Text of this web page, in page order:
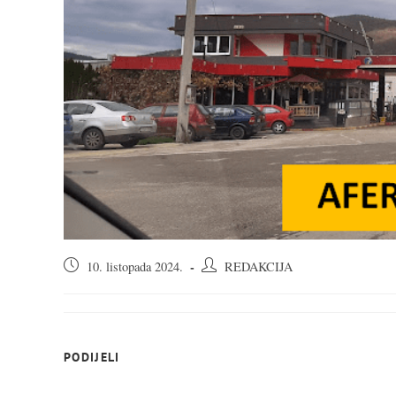
Objava10. listopada 2024.
AutorREDAKCIJA
PODIJELI